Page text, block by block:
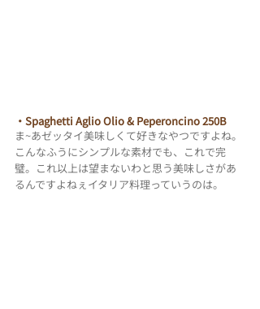
・Spaghetti Aglio Olio & Peperoncino 250B
ま~あゼッタイ美味しくて好きなやつですよね。
こんなふうにシンプルな素材でも、これで完
璧。これ以上は望まないわと思う美味しさがあ
るんですよねぇイタリア料理っていうのは。